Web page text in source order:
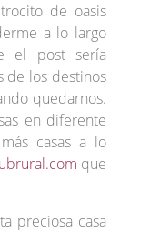
de oasis
a lo largo
el post sería
de los destinos
quedarnos.
en diferente
casas a lo
que
preciosa casa